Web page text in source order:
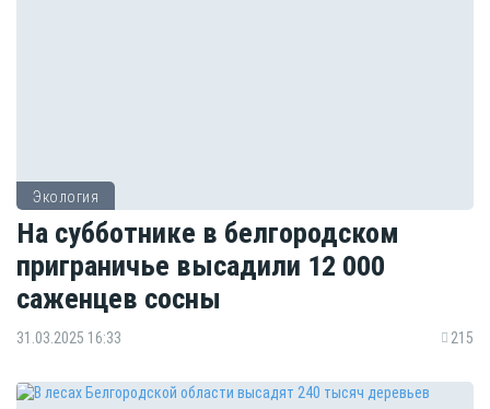
Экология
На субботнике в белгородском
приграничье высадили 12 000
саженцев сосны
31.03.2025 16:33 215